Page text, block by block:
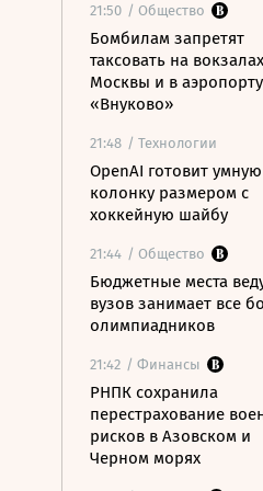
21:50 / Общество
Бомбилам запретят
таксовать на вокзалах
Москвы и в аэропорту
«Внуково»
21:48 / Технологии
OpenAI готовит умную
колонку размером с
хоккейную шайбу
21:44 / Общество
Бюджетные места
вузов занимает все
олимпиадников
21:42 / Финансы
РНПК сохранила
перестрахование
рисков в Азовском и
Черном морях